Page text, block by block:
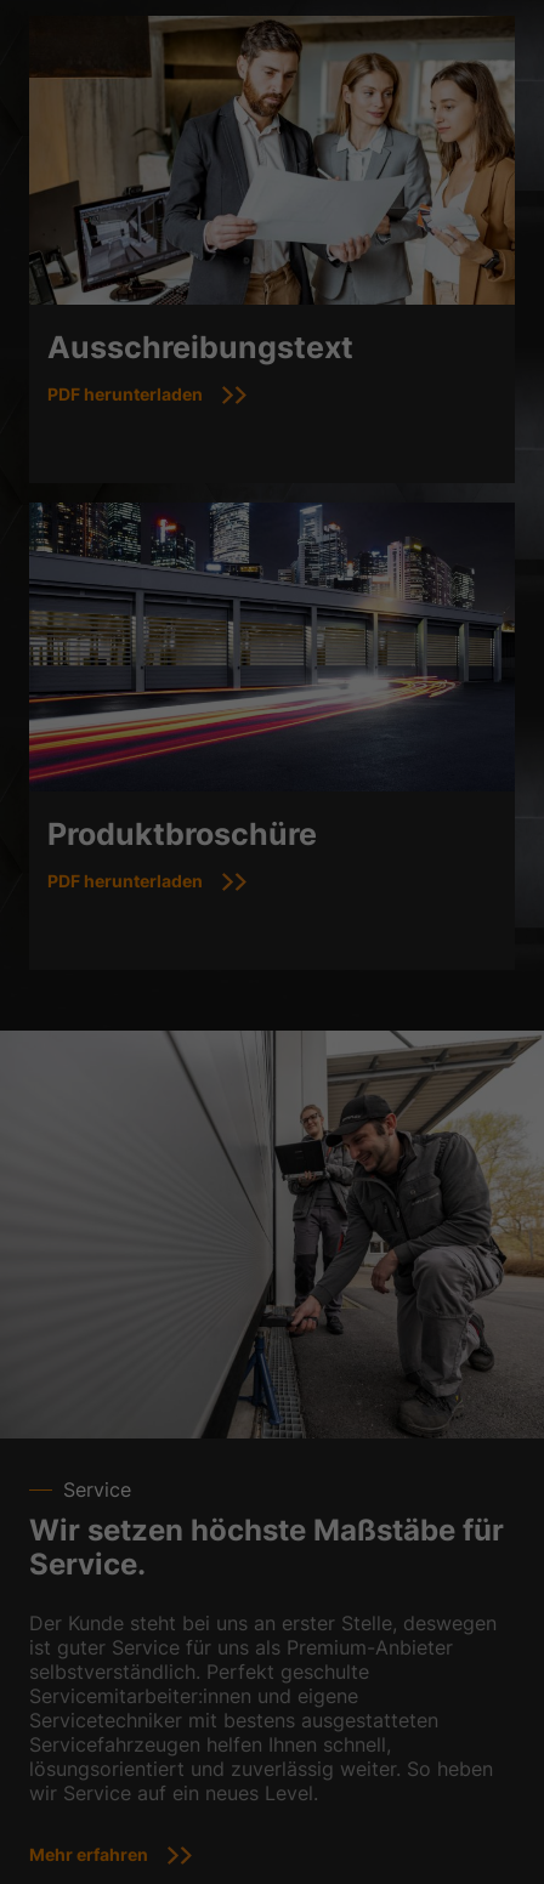
Ausschreibungstext
PDF herunterladen
Produktbroschüre
PDF herunterladen
Service
Wir setzen höchste Maßstäbe für
Service.
Der Kunde steht bei uns an erster Stelle, deswegen
ist guter Service für uns als Premium-Anbieter
selbstverständlich. Perfekt geschulte
Servicemitarbeiter:innen und eigene
Servicetechniker mit bestens ausgestatteten
Servicefahrzeugen helfen Ihnen schnell,
lösungsorientiert und zuverlässig weiter. So heben
wir Service auf ein neues Level.
Mehr erfahren